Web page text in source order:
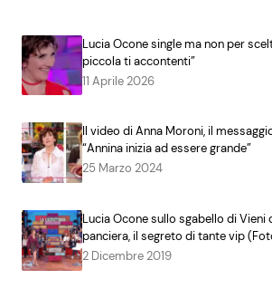
Lucia Ocone single ma non per
piccola ti accontenti”
11 Aprile 2026
Il video di Anna Moroni, il
“Annina inizia ad essere grande”
25 Marzo 2024
Lucia Ocone sullo sgabello di Vieni
panciera, il segreto di tante vip
2 Dicembre 2019